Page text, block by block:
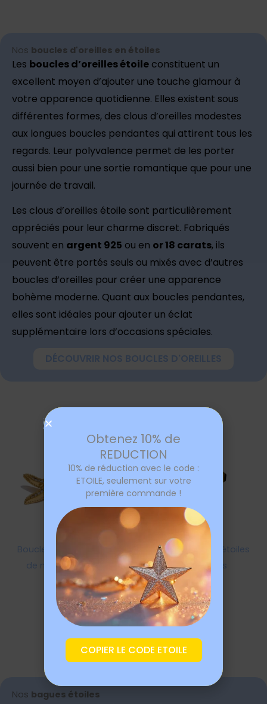
Nos boucles d'oreilles en étoiles
Les boucles d’oreilles étoile constituent un
excellent moyen d’ajouter une touche glamour à
votre apparence quotidienne. Elles existent sous
différentes formes, des clous d’oreilles modestes
aux longues boucles pendantes qui attirent tous les
regards. Leur polyvalence permet de les porter
aussi bien pour une sortie romantique que pour une
journée de travail.
Les clous d’oreilles étoile sont particulièrement
appréciés pour leur charme discret. Fabriqués
souvent en argent 925 ou en or 18 carats, ils
peuvent être portés seuls ou mixés avec d’autres
boucles d’oreilles pour créer une apparence
bohème moderne. Quant aux boucles pendantes,
elles sont idéales pour ajouter un éclat
supplémentaire lors d’occasions spéciales.
DÉCOUVRIR NOS BOUCLES D'OREILLES
Boucles d’oreilles étoiles
de mer dorées avec
pierres
21,99€
Boucles d’oreilles étoiles
puces dorées
€
Nos bagues étoiles
Obtenez 10% de
REDUCTION
10% de réduction avec le code :
ETOILE, seulement sur votre
première commande !
COPIER LE CODE ETOILE